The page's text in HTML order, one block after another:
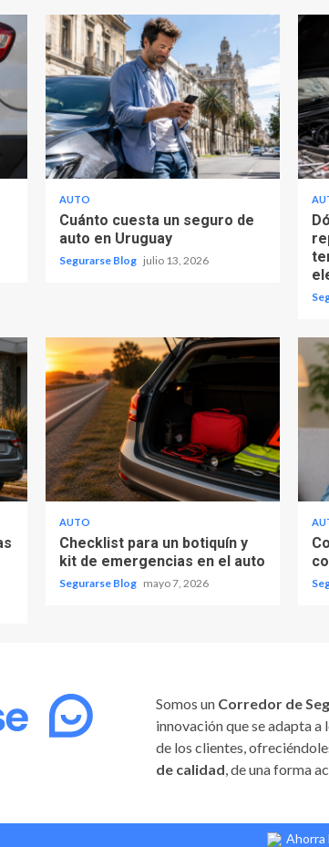
Ahorra
AUTO
Cuánto cuesta un seguro de
auto en Uruguay
Segurarse Blog julio 13, 2026
AUTO
Checklist para un botiquín y
kit de emergencias en el auto
Segurarse Blog mayo 7, 2026
Somos un Corredor de
innovación que se adapta a
de los clientes,
de calidad, de una forma